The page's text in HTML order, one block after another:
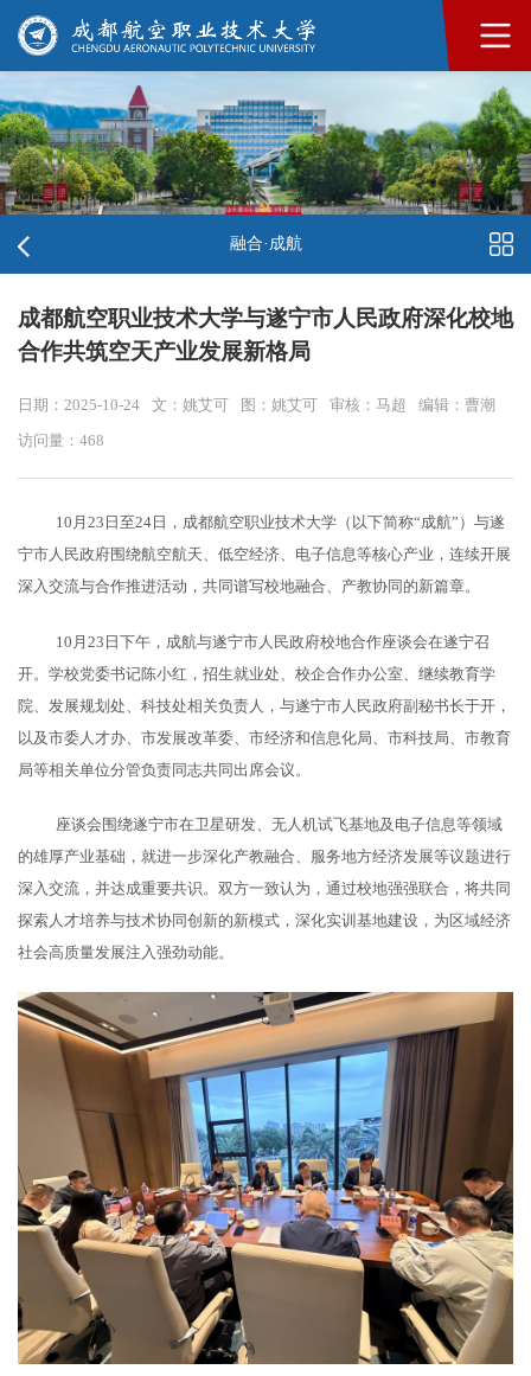
融合·成航
成都航空职业技术大学与遂宁市人民政府深化校地
合作共筑空天产业发展新格局
日期：2025-10-24 文：姚艾可 图：姚艾可 审核：马超 编辑：曹潮
访问量： 468
10月23日至24日，成都航空职业技术大学（以下简称“成航”）与遂
宁市人民政府围绕航空航天、低空经济、电子信息等核心产业，连续开展
深入交流与合作推进活动，共同谱写校地融合、产教协同的新篇章。
10月23日下午，成航与遂宁市人民政府校地合作座谈会在遂宁召
开。学校党委书记陈小红，招生就业处、校企合作办公室、继续教育学
院、发展规划处、科技处相关负责人，与遂宁市人民政府副秘书长于开，
以及市委人才办、市发展改革委、市经济和信息化局、市科技局、市教育
局等相关单位分管负责同志共同出席会议。
座谈会围绕遂宁市在卫星研发、无人机试飞基地及电子信息等领域
的雄厚产业基础，就进一步深化产教融合、服务地方经济发展等议题进行
深入交流，并达成重要共识。双方一致认为，通过校地强强联合，将共同
探索人才培养与技术协同创新的新模式 ， 深化实训基地建设 ，为区域经济
社会高质量发展注入强劲动能。